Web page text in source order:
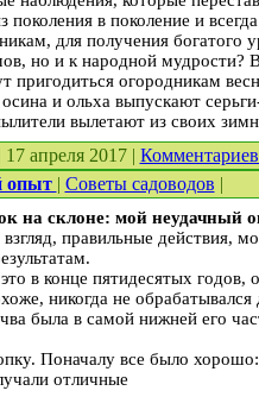
в поколение и
для получения богатого
но и к народной мудрости?
пригодиться огородникам
и ольха выпускают
вылетают из своих
| 17 апреля 2017 | Комментариев
опыт | Советы садоводов |
на склоне: мой неудачный
правильные действия,
в конце пятидесятых годов,
никогда не обрабатывался
была в самой нижней его
Поначалу все было
отличные